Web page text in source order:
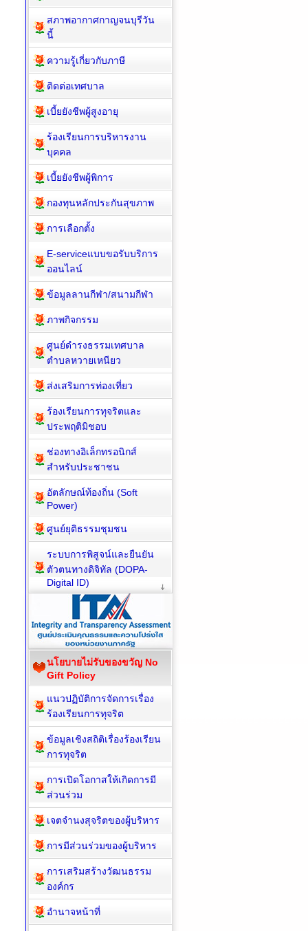
สภาพอากาศกาญจนบุรีวัน
นี้
ความรู้เกี่ยวกับภาษี
ติดต่อเทศบาล
เบี้ยยังชีพผู้สูงอายุ
ร้องเรียนการบริหารงาน
บุคคล
เบี้ยยังชีพผู้พิการ
กองทุนหลักประกันสุขภาพ
การเลือกตั้ง
E-serviceแบบขอรับบริการ
ออนไลน์
ข้อมูลลานกีฬา/สนามกีฬา
ภาพกิจกรรม
ศูนย์ดำรงธรรมเทศบาล
ตำบลหวายเหนียว
ส่งเสริมการท่องเที่ยว
ร้องเรียนการทุจริตและ
ประพฤติมิชอบ
ช่องทางอิเล็กทรอนิกส์
สำหรับประชาชน
อัตลักษณ์ท้องถิ่น (Soft
Power)
ศูนย์ยุติธรรมชุมชน
ระบบการพิสูจน์และยืนยัน
ตัวตนทางดิจิทัล (DOPA-
Digital ID)
นโยบายไม่รับของขวัญ No
Gift Policy
แนวปฏิบัติการจัดการเรื่อง
ร้องเรียนการทุจริต
ข้อมูลเชิงสถิติเรื่องร้องเรียน
การทุจริต
การเปิดโอกาสให้เกิดการมี
ส่วนร่วม
เจตจำนงสุจริตของผู้บริหาร
การมีส่วนร่วมของผู้บริหาร
การเสริมสร้างวัฒนธรรม
องค์กร
อำนาจหน้าที่